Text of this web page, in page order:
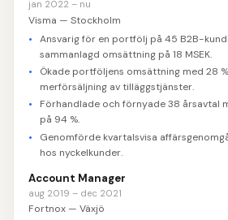
jan 2022 – nu
Visma — Stockholm
Ansvarig för en portfölj på 45 B2B-
sammanlagd omsättning på 18 MSEK.
Ökade portföljens omsättning med 28
merförsäljning av tilläggstjänster.
Förhandlade och förnyade 38 årsavtal
på 94 %.
Genomförde kvartalsvisa
hos nyckelkunder.
Account Manager
aug 2019 – dec 2021
Fortnox — Växjö